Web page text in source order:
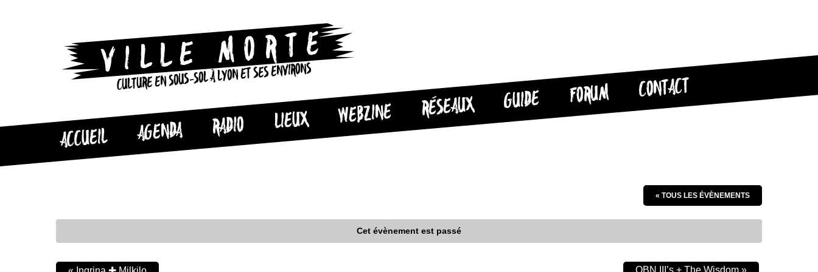
CULTURE EN SOUS-SOL À LYON ET SES ENVIRONS
ACCUEIL AGENDA RADIO LIEUX WEBZINE RÉSEAUX GUIDE FORUM CONTACT
« TOUS LES ÉVÈNEMENTS
Cet évènement est passé
OBN III’s + The Wisdom »